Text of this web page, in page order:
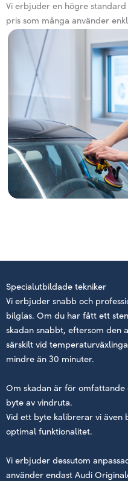
Vi erbjuder en högre
pris som många använder
Specialutbildade tekniker
Vi erbjuder snabb och
bilglas. Om du har fått ett
skadan snabbt, eftersom den
särskilt vid
mindre än 30 minuter.
Om skadan är för
byte av vindruta.
Vid ett byte kalibrerar vi även
optimal funktionalitet.
Vi erbjuder dessutom
använder endast Audi